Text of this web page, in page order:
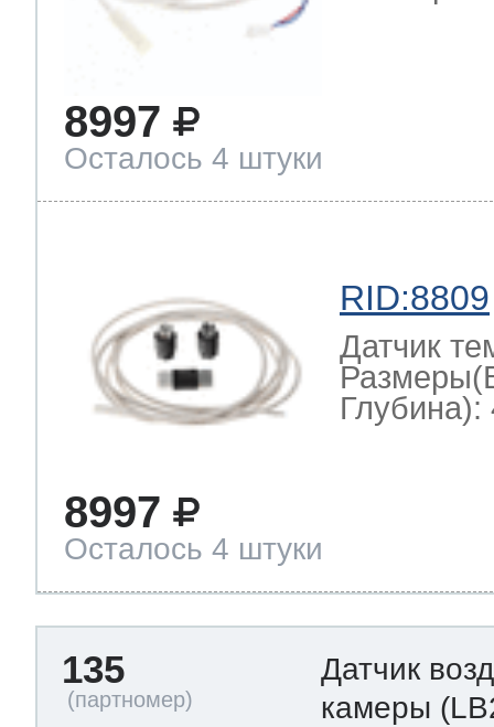
8997
Осталось 4 штуки
RID:8809
Датчик
Глубина):
8997
Осталось 4 штуки
135
Датчик
камеры